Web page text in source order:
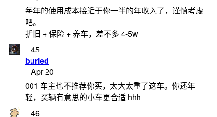
每年的使用成本接近于你一半的年收入了，谨慎考虑
吧。
折旧 + 保险 + 养车，差不多 4-5w
45
buried
Apr 20
001 车主也不推荐你买，太大太重了这车。你还年
轻，买辆有意思的小车更合适 hhh
46